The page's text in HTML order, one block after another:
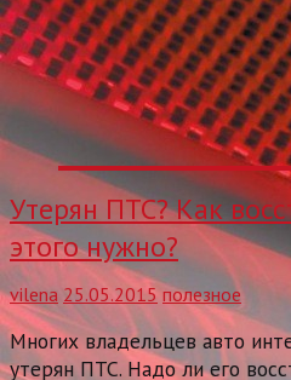
Утерян ПТС? Как
этого нужно?
vilena 25.05.2015 полезное
Многих владельцев авто
утерян ПТС. Надо ли его